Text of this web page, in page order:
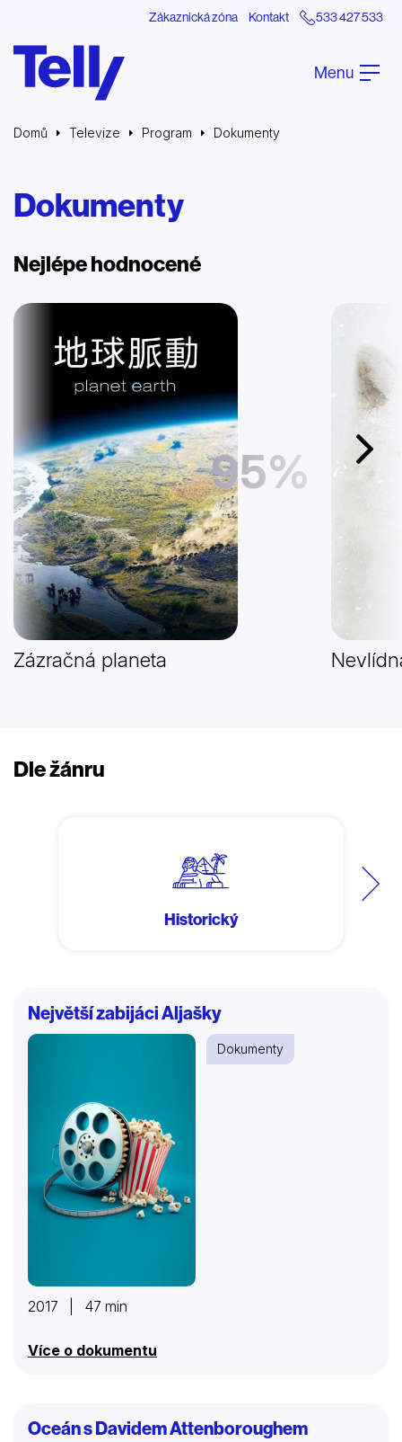
Zákaznická zóna Kontakt 533 427 533
Menu
Domů Televize Program Dokumenty
Dokumenty
Nejlépe hodnocené
Další
95%
Zázračná planeta
Dle žánru
Další
Historický
Největší zabijáci Aljašky
Dokumenty
2017 | 47 min
Více o dokumentu
Oceán s Davidem Attenboroughem